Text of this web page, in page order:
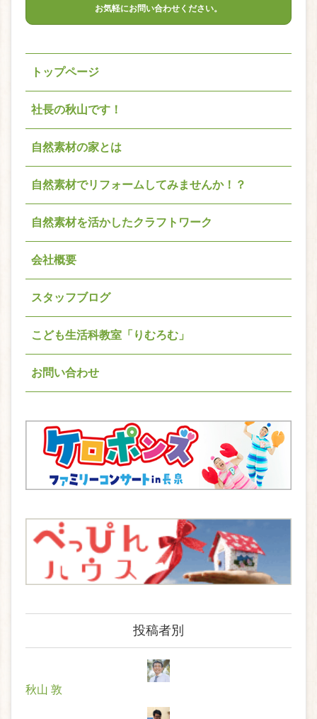
お気軽にお問い合わせください。
トップページ
社長の秋山です！
自然素材の家とは
自然素材でリフォームしてみませんか！？
自然素材を活かしたクラフトワーク
会社概要
スタッフブログ
こども生活科教室「りむろむ」
お問い合わせ
投稿者別
秋山 敦